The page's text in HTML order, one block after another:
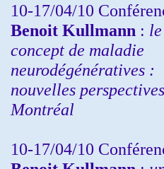
10-17/04/10
Benoit Kullmann : le
concept de maladie
neurodégénératives :
nouvelles perspectives
Montréal
10-17/04/10